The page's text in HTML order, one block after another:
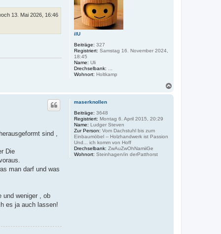
ilU
Beiträge: 327
Registriert: Samstag 16. November 2024,
18:45
Name: Uli
Drechselbank: ...
Wohnort: Holtkamp
13. Mai 2026, 16:46
maserknollen
Beiträge: 3648
Registriert: Montag 6. April 2015, 20:29
Name: Ludger Steven
Zur Person: Vom Dachstuhl bis zum
Einbaumöbel -- Holzhandwerk ist Passion
Und... ich komm von Hoff
Drechselbank: ZwAuZwOhNamiiGe
Wohnort: Steinhagen/in derPatthorst
sind ,
Die
man darf und was
und weniger , ob
es ja auch lassen!